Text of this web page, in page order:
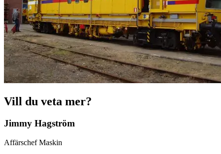
Vill du veta mer?
Jimmy Hagström
Affärschef Maskin